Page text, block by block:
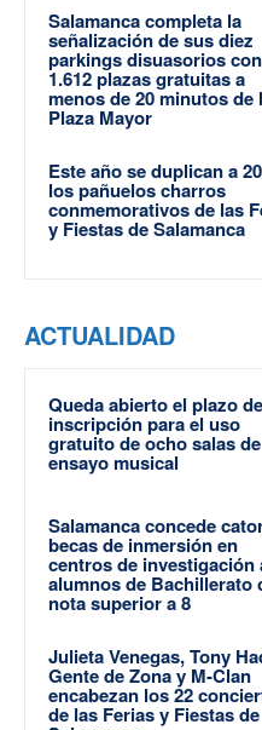
Salamanca completa la
señalización de sus diez
parkings disuasorios con
1.612 plazas gratuitas a
menos de 20 minutos de
Plaza Mayor
Este año se duplican a
los pañuelos charros
conmemorativos de las
y Fiestas de Salamanca
ACTUALIDAD
Queda abierto el plazo de
inscripción para el uso
gratuito de ocho salas de
ensayo musical
Salamanca concede
becas de inmersión en
centros de investigación
alumnos de Bachillerato
nota superior a 8
Julieta Venegas, Tony
Gente de Zona y M-Clan
encabezan los 22
de las Ferias y Fiestas de